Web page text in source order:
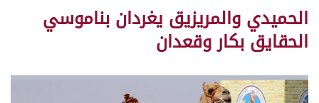
الحميدي والمريزيق يغردان بناموسي
الحقايق بكار وقعدان